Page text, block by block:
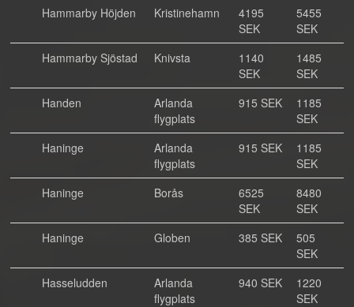
Hammarby Höjden
Kristinehamn
4195
SEK
5455
SEK
Hammarby Sjöstad
Knivsta
1140
SEK
1485
SEK
Handen
Arlanda
flygplats
915 SEK
1185
SEK
Haninge
Arlanda
flygplats
915 SEK
1185
SEK
Haninge
Borås
6525
SEK
8480
SEK
Haninge
Globen 385 SEK
505
SEK
Hasseludden
Arlanda
flygplats
940 SEK
1220
SEK